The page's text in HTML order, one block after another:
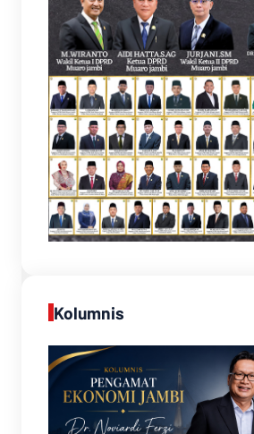
Kolumnis